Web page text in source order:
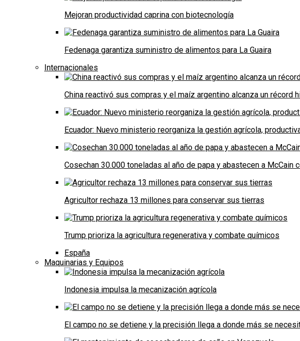
Mejoran productividad caprina con biotecnología
Fedenaga garantiza suministro de alimentos para La Guaira
Internacionales
China reactivó sus compras y el maíz argentino alcanza un récord
Ecuador: Nuevo ministerio reorganiza la gestión agrícola,
Cosechan 30.000 toneladas al año de papa y abastecen a McCain
Agricultor rechaza 13 millones para conservar sus tierras
Trump prioriza la agricultura regenerativa y combate químicos
España
Maquinarias y Equipos
Indonesia impulsa la mecanización agrícola
El campo no se detiene y la precisión llega a donde más se